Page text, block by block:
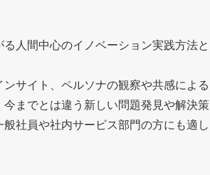
人間中心のイノベーション実践方法と
サイト、ペルソナの観察や共感による
までとは違う新しい問題発見や解決策
社員や社内サービス部門の方にも適し